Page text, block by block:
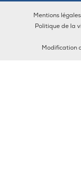
Mentions légales
Politique de la
Modification